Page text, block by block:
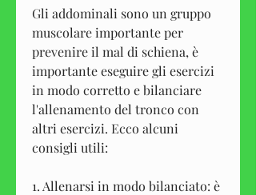
Gli addominali sono un gruppo
muscolare importante per
prevenire il mal di schiena, è
importante eseguire gli esercizi
in modo corretto e bilanciare
l'allenamento del tronco con
altri esercizi. Ecco alcuni
consigli utili:
1. Allenarsi in modo bilanciato: è